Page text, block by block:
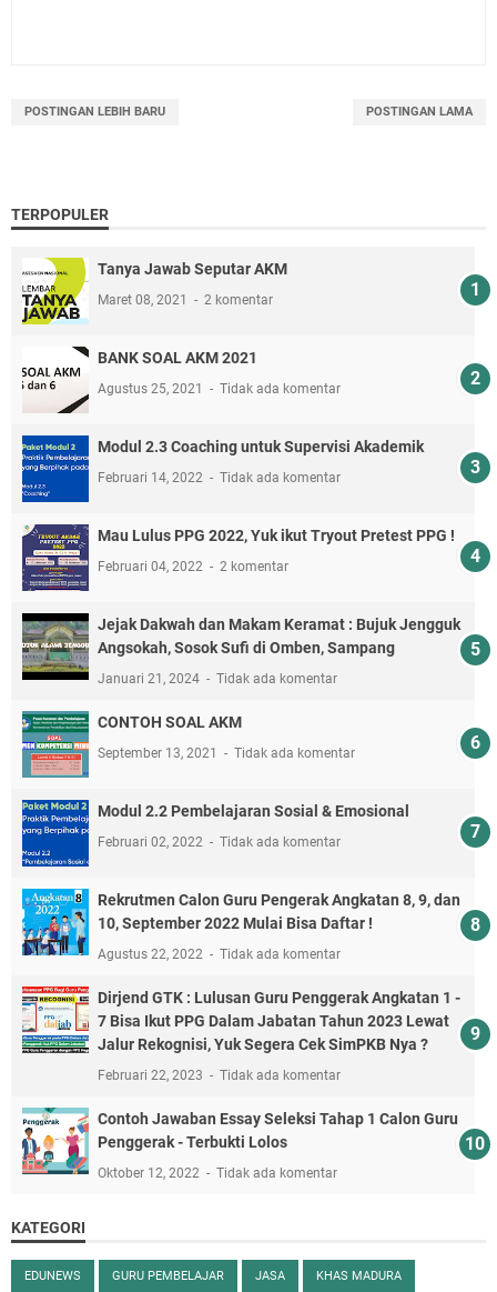
POSTINGAN LEBIH BARU POSTINGAN LAMA
TERPOPULER
Tanya Jawab Seputar AKM
Maret 08, 2021 2 komentar
BANK SOAL AKM 2021
Agustus 25, 2021 Tidak ada komentar
Modul 2.3 Coaching untuk Supervisi Akademik
Februari 14, 2022 Tidak ada komentar
Mau Lulus PPG 2022, Yuk ikut Tryout Pretest PPG !
Februari 04, 2022 2 komentar
Jejak Dakwah dan Makam Keramat : Bujuk Jengguk
Angsokah, Sosok Sufi di Omben, Sampang
Januari 21, 2024 Tidak ada komentar
CONTOH SOAL AKM
September 13, 2021 Tidak ada komentar
Modul 2.2 Pembelajaran Sosial & Emosional
Februari 02, 2022 Tidak ada komentar
Rekrutmen Calon Guru Pengerak Angkatan 8, 9, dan
10, September 2022 Mulai Bisa Daftar !
Agustus 22, 2022 Tidak ada komentar
Dirjend GTK : Lulusan Guru Penggerak Angkatan 1 -
7 Bisa Ikut PPG Dalam Jabatan Tahun 2023 Lewat
Jalur Rekognisi, Yuk Segera Cek SimPKB Nya ?
Februari 22, 2023 Tidak ada komentar
Contoh Jawaban Essay Seleksi Tahap 1 Calon Guru
Penggerak - Terbukti Lolos
Oktober 12, 2022 Tidak ada komentar
KATEGORI
EDUNEWS GURU PEMBELAJAR JASA KHAS MADURA